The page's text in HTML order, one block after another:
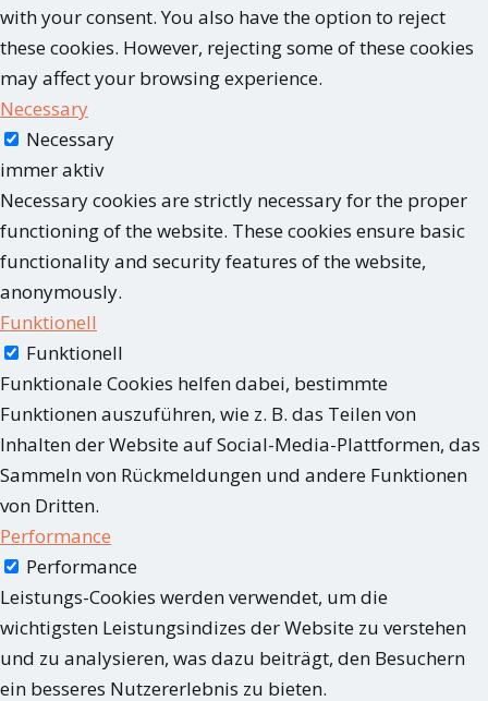
with your consent. You also have the option to reject
these cookies. However, rejecting some of these cookies
may affect your browsing experience.
Necessary
Necessary
immer aktiv
Necessary cookies are strictly necessary for the proper
functioning of the website. These cookies ensure basic
functionality and security features of the website,
anonymously.
Funktionell
Funktionell
Funktionale Cookies helfen dabei, bestimmte
Funktionen auszuführen, wie z. B. das Teilen von
Inhalten der Website auf Social-Media-Plattformen, das
Sammeln von Rückmeldungen und andere Funktionen
von Dritten.
Performance
Performance
Leistungs-Cookies werden verwendet, um die
wichtigsten Leistungsindizes der Website zu verstehen
und zu analysieren, was dazu beiträgt, den Besuchern
ein besseres Nutzererlebnis zu bieten.